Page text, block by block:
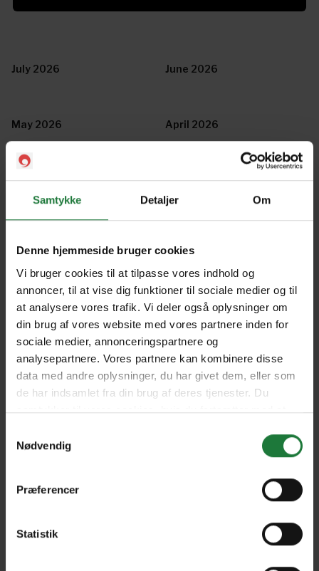
Samtykke Detaljer Om
Denne hjemmeside bruger cookies
Vi bruger cookies til at tilpasse vores indhold og
annoncer, til at vise dig funktioner til sociale medier og til
at analysere vores trafik. Vi deler også oplysninger om
din brug af vores website med vores partnere inden for
sociale medier, annonceringspartnere og
analysepartnere. Vores partnere kan kombinere disse
data med andre oplysninger, du har givet dem, eller som
de har indsamlet fra din brug af deres tjenester. Du
samtykker til vores cookies, hvis du fortsætter med at
Nødvendig
Præferencer
Statistik
July 2026 June 2026
May 2026 April 2026
March 2026 February 2026
November 2025 October 2025
September 2025 August 2025
Forrige Næste
Nyt i Pling